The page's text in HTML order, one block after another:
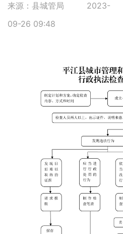
来源：县城管局
2023-
09-26 09:48